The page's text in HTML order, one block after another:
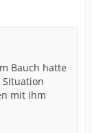
Bauch hatte
mit ihm